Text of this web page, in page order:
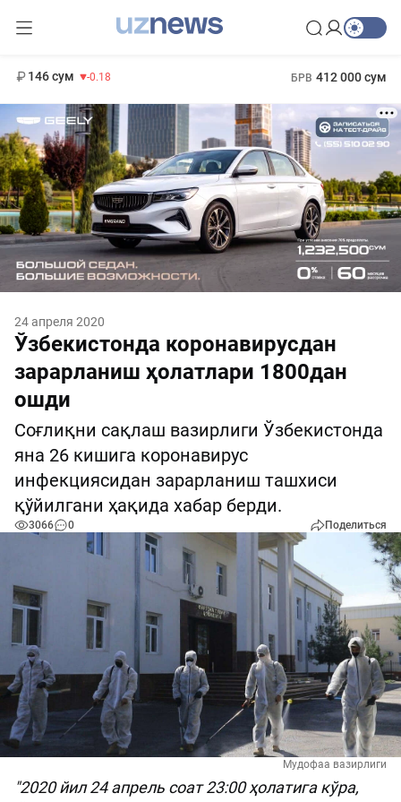
146 сум -0.18 БРВ 412 000 сум
24 апреля 2020
Ўзбекистонда коронавирусдан
зарарланиш ҳолатлари 1800дан
ошди
Соғлиқни сақлаш вазирлиги Ўзбекистонда
яна 26 кишига коронавирус
инфекциясидан зарарланиш ташхиси
қўйилгани ҳақида хабар берди.
3066 0 Поделиться
Мудофаа вазирлиги
"2020 йил 24 апрель соат 23:00 ҳолатига кўра,